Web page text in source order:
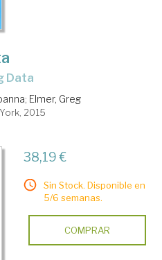
Data
; Elmer, Greg
2015
38,19 €
Sin Stock. Disponible en
5/6 semanas.
COMPRAR